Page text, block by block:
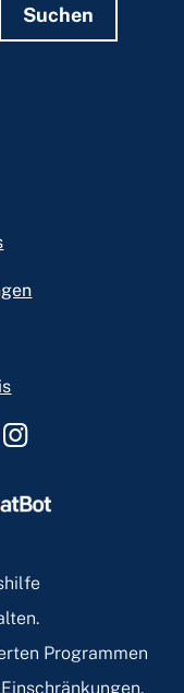
Suchen
Rechtshilfe
Ohio
Page
Programmen